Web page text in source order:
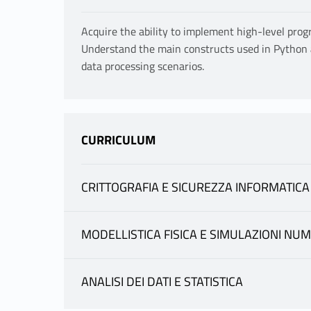
Acquire the ability to implement high-level
Understand the main constructs used in
data processing scenarios.
CURRICULUM
CRITTOGRAFIA E SICUREZZA INFORMATICA
teacher profile |teaching materials
MODELLISTICA FISICA E SIMULAZIONI
ANALISI DEI DATI E STATISTICA